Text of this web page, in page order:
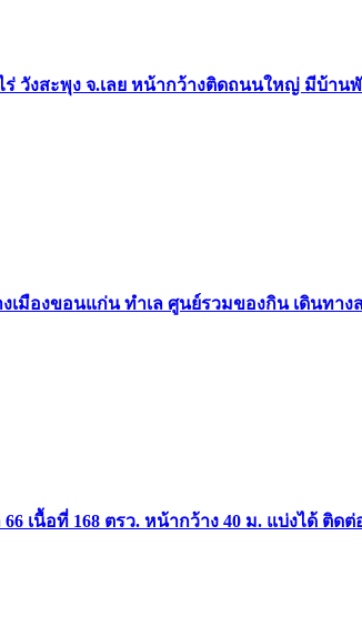
วังสะพุง จ.เลย หน้ากว้างติดถนนใหญ่ มีบ้านพั
มืองขอนแก่น ทำเล ศูนย์รวมของกิน เดินทางส
เนื้อที่ 168 ตรว. หน้ากว้าง 40 ม. แบ่งได้ ติดต่